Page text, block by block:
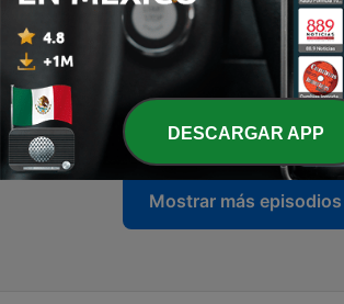
59 - Mais que Música - nº 191 - 19/11/2023
19 nov. 2023
58 - Mais que Música - nº 187 - 22/10/2023
22 oct. 2023
Mostrar más episodios
DESCARGAR APP